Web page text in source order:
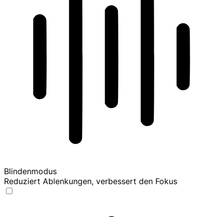
Blindenmodus
Reduziert Ablenkungen, verbessert den Fokus